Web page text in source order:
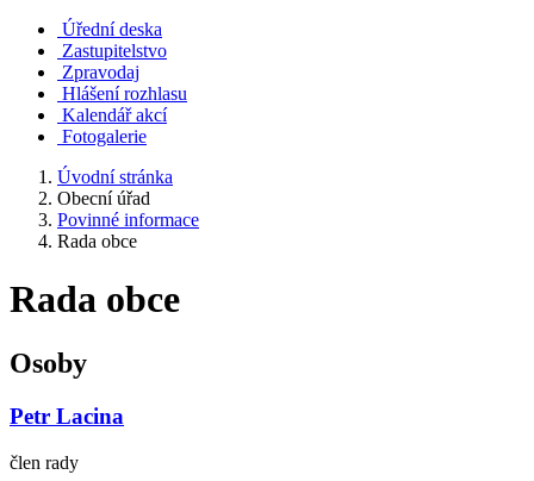
Úřední deska
Zastupitelstvo
Zpravodaj
Hlášení rozhlasu
Kalendář akcí
Fotogalerie
Úvodní stránka
Obecní úřad
Povinné informace
Rada obce
Rada obce
Osoby
Petr Lacina
člen rady